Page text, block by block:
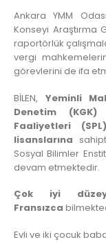
Ankara YMM
Konseyi Araştırma
raportörlük
vergi
görevlerini de ifa
BİLEN, Yeminli
Denetim
Faaliyetleri
lisanslarına
Sosyal Bilimler
devam etmektedir.
Çok iyi
Fransızca
Evli ve iki çocuk